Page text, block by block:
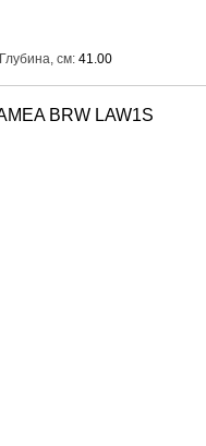
Глубина, см 41.00